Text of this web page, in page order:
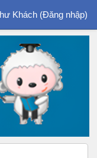
Khách (Đăng nhập)